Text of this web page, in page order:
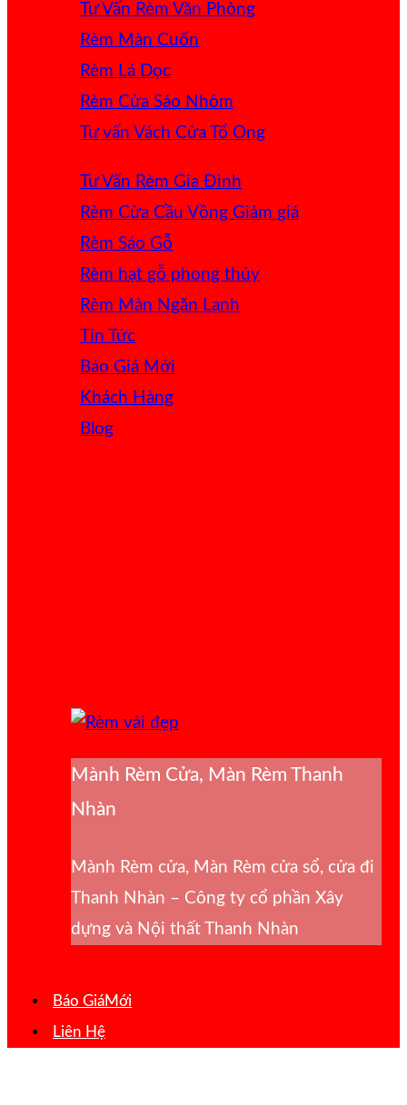
Tư Vấn Rèm Văn Phòng
Rèm Màn Cuốn
Rèm Lá Dọc
Rèm Cửa Sáo Nhôm
Tư vấn Vách Cửa Tổ Ong
Tư Vấn Rèm Gia Đình
Rèm Cửa Cầu Vồng
Rèm Sáo Gỗ
Rèm hạt gỗ phong thủy
Rèm Màn Ngăn Lạnh
Tin Tức
Báo Giá
Khách Hàng
Blog
Mành Rèm Cửa, Màn Rèm Thanh
Nhàn
Mành Rèm cửa, Màn Rèm cửa sổ, cửa đi
Thanh Nhàn – Công ty cổ phần Xây
dựng và Nội thất Thanh Nhàn
Báo Giá
Liên Hệ